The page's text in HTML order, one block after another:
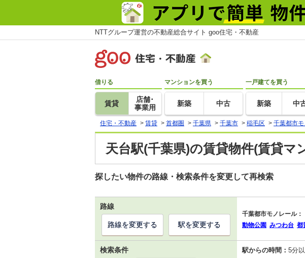
NTTグループ運営の不動産総合サイト goo住宅・不動産
借りる
賃貸
店舗･
事業用
マンションを買う
新築 中古
一戸建てを買う
新築 中
住宅・不動産 > 賃貸 > 首都圏 > 千葉県 > 千葉市 > 稲毛区 > 千葉都市
天台駅(千葉県)の賃貸物件(賃貸
探したい物件の路線・検索条件を変更して再検索
路線
千葉都市モノレール：
動物公園 みつわ台 都
路線を変更する 駅を変更する
検索条件 駅からの時間： 5分